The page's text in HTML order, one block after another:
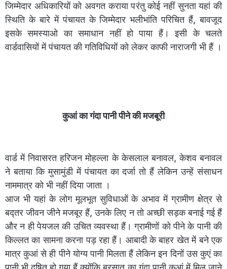
जिम्मेदार अधिकारियों को अवगत कराया परंतु कोई नहीं सुनता यहां की
स्थिति के बारे में पंचायत के जिम्मेदार भलीभांति परिचित हैं, बावजूद
इसके समस्याओ का समाधान नहीं हो पाया हैं। इसी के चलते
वार्डवासियों में पंचायत की गतिविधियों को लेकर काफी नाराजगी भी हैं ।
कुआं का गंदा पानी पीने की मजबूरी
वार्ड में निवासरत हरिजन मोहल्ला के केसलाल बनावल, केशव बनावल
ने बताया कि मुसामुंडी में पंचायत का दर्जा तो हैं लेकिन उन्हें संसाधन
नाममात्र को भी नहीं दिया जाता ।
आज भी यहां के लोग मूलभूत सुविधाओं के अभाव में ग्रामीण क्षेत्र से
बद्तर जीवन जीने मजबूर हैं, उनके लिए न तो अच्छी सड़क बनाई गई हैं
और न ही पेयजल की उचित व्यवस्था हैं। ग्रामीणों को पीने के पानी की
किल्लत का सामना करना पड़ रहा हैं। आबादी के बाहर खेत में बने एक
मात्र कुआं से ही पीने योग्य पानी मिलता हैं लेकिन इन दिनों उस कुएं का